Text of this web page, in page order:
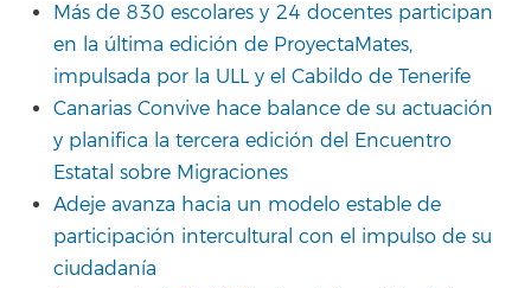
Más de 830 escolares y 24 docentes participan
en la última edición de ProyectaMates,
impulsada por la ULL y el Cabildo de Tenerife
Canarias Convive hace balance de su actuación
y planifica la tercera edición del Encuentro
Estatal sobre Migraciones
Adeje avanza hacia un modelo estable de
participación intercultural con el impulso de su
ciudadanía